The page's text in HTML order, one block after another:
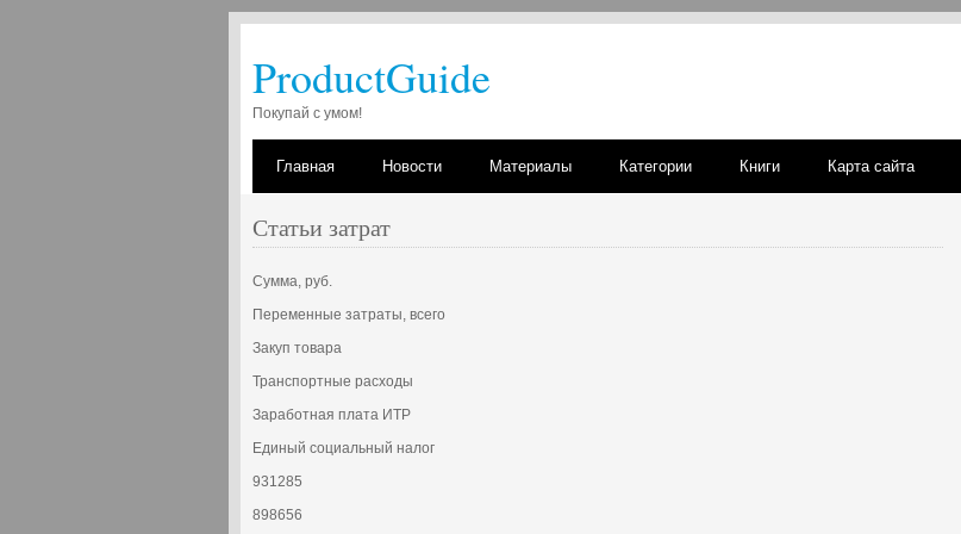
ProductGuide
Покупай с умом!
Главная Новости Материалы Категории Книги Карта сайта
Статьи затрат
Сумма, руб.
Переменные затраты, всего
Закуп товара
Транспортные расходы
Заработная плата ИТР
Единый социальный налог
931285
898656